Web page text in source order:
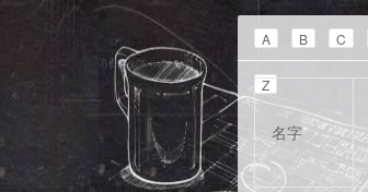
A B C
Z
名字